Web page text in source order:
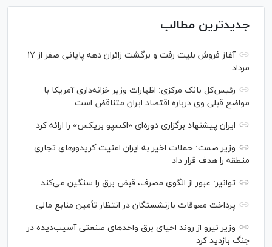
جدیدترین مطالب
آغاز فروش بلیت رفت و برگشت زائران دهه پایانی صفر از ۱۷
مرداد
رئیس‌کل بانک مرکزی: اظهارات وزیر خزانه‌داری آمریکا با
مواضع قبلی وی درباره اقتصاد ایران متناقض است
ایران پیشنهاد برگزاری دوره‌ای «اکسپو بریکس» را ارائه کرد
وزیر صمت: حملات اخیر به ایران امنیت کریدورهای تجاری
منطقه را هدف قرار داد
توانیر: عبور از الگوی مصرف، قبض برق را سنگین می‌کند
پرداخت معوقات بازنشستگان در انتظار تأمین منابع مالی
وزیر نیرو از روند احیای برق واحدهای صنعتی آسیب‌دیده در
جنگ بازدید کرد